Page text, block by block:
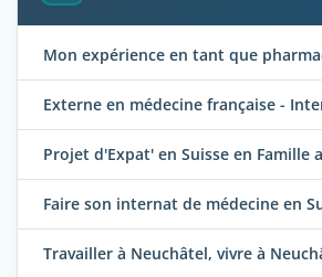
Mon expérience en tant que
Externe en médecine française -
Projet d'Expat' en Suisse en Famille
Faire son internat de médecine en
Travailler à Neuchâtel, vivre à